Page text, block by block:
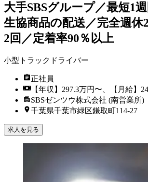
大手SBSグループ／最短1
生協商品の配送／完全週休
2回／定着率90％以上
小型トラックドライバー
正社員
【年収】297.3万円〜、【月給】
SBSゼンツウ株式会社 (南営業所)
千葉県千葉市緑区鎌取町114‐27
求人を見る